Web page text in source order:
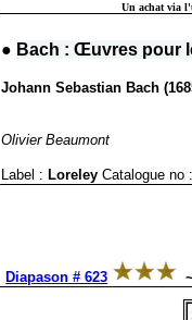
Un achat via
● Bach : Œuvres pour
Johann Sebastian Bach
Olivier Beaumont
Label : LoreleyCatalogue no
Diapason # 623